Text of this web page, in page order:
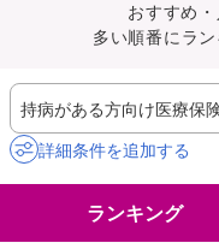
イオン
キャン
コラム
イオン
おすすめ
多い順番にラ
詳細条件を追加する
ランキング